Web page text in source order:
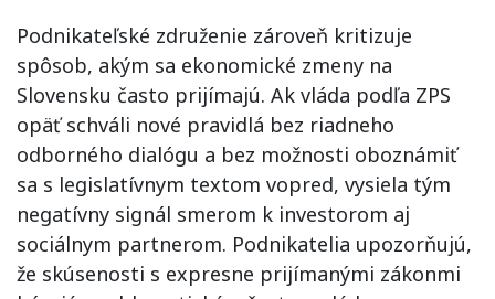
Podnikateľské združenie zároveň kritizuje
spôsob, akým sa ekonomické zmeny na
Slovensku často prijímajú. Ak vláda podľa ZPS
opäť schváli nové pravidlá bez riadneho
odborného dialógu a bez možnosti oboznámiť
sa s legislatívnym textom vopred, vysiela tým
negatívny signál smerom k investorom aj
sociálnym partnerom. Podnikatelia upozorňujú,
že skúsenosti s expresne prijímanými zákonmi